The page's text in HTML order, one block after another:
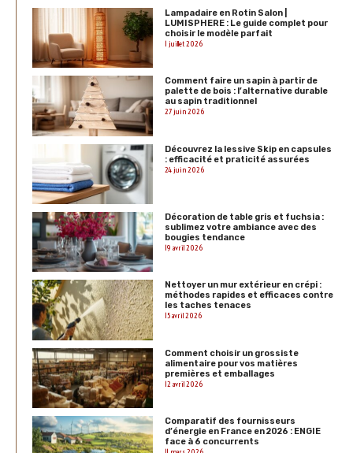
Lampadaire en Rotin Salon |
LUMISPHERE : Le guide complet pour
choisir le modèle parfait
1 juillet 2026
Comment faire un sapin à partir de
palette de bois : l’alternative durable
au sapin traditionnel
27 juin 2026
Découvrez la lessive Skip en capsules
: efficacité et praticité assurées
24 juin 2026
Décoration de table gris et fuchsia :
sublimez votre ambiance avec des
bougies tendance
19 avril 2026
Nettoyer un mur extérieur en crépi :
méthodes rapides et efficaces contre
les taches tenaces
15 avril 2026
Comment choisir un grossiste
alimentaire pour vos matières
premières et emballages
12 avril 2026
Comparatif des fournisseurs
d’énergie en France en 2026 : ENGIE
face à 6 concurrents